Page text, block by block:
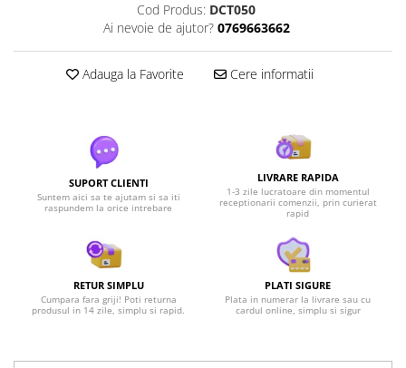
Cod Produs: DCT050
Ai nevoie de ajutor? 0769663662
Adauga la Favorite Cere informatii
SUPORT CLIENTI
Suntem aici sa te ajutam si sa iti
raspundem la orice intrebare
LIVRARE RAPIDA
1-3 zile lucratoare din momentul
receptionarii comenzii, prin curierat
rapid
RETUR SIMPLU
Cumpara fara griji! Poti returna
produsul in 14 zile, simplu si rapid.
PLATI SIGURE
Plata in numerar la livrare sau cu
cardul online, simplu si sigur